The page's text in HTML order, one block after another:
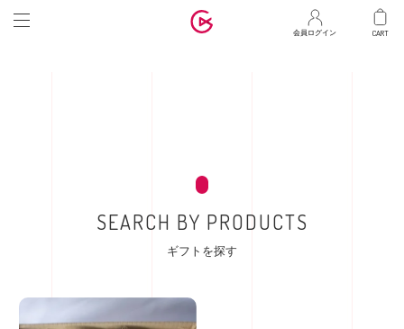
会員ログイン
SEARCH BY PRODUCTS
ギフトを探す